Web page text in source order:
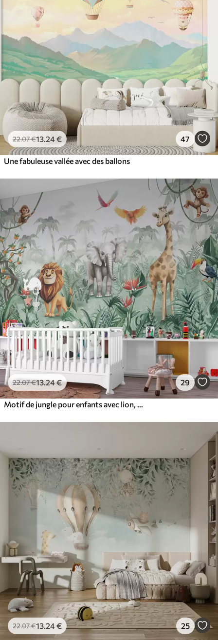
22.07€13 .24€ 47
Une fabuleuse vallée avec des ballons
22.07€13.24€ 29
22.07€13 .24€ 25